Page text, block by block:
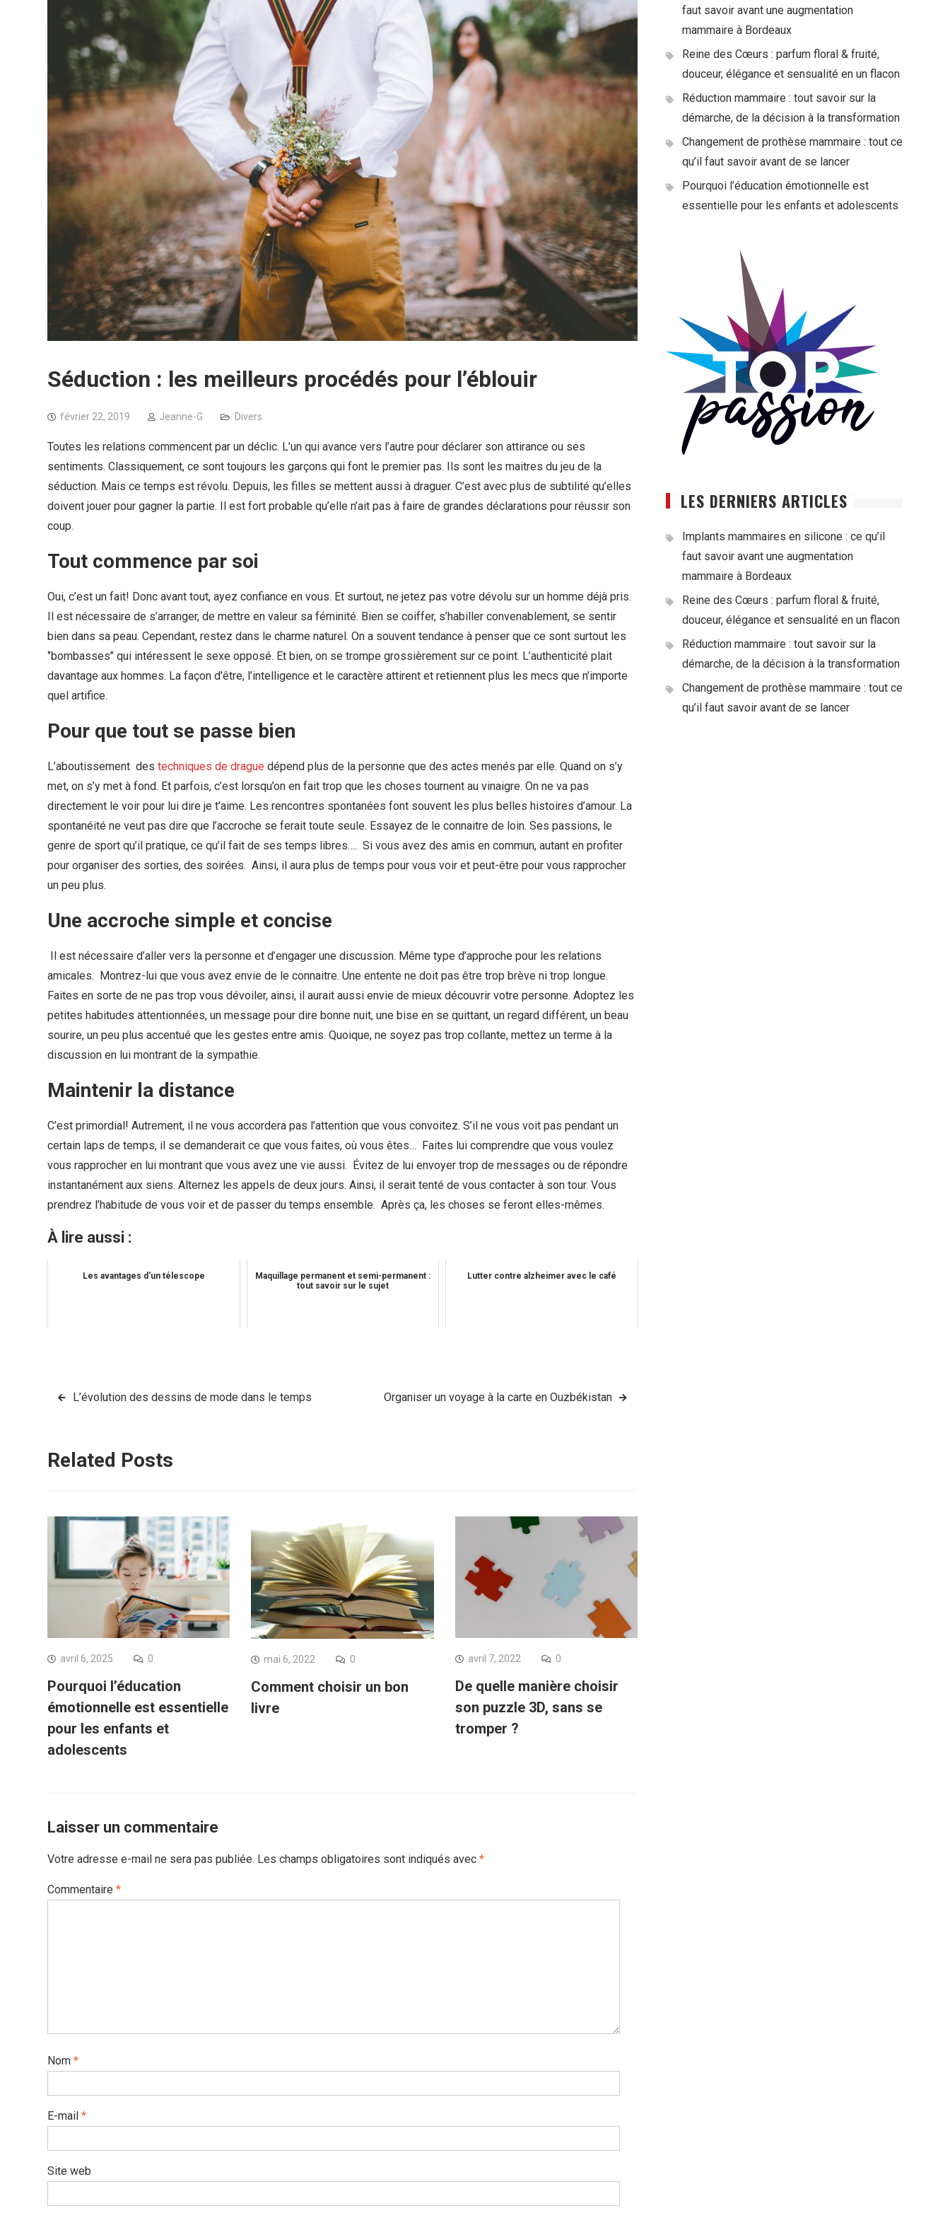
Séduction : les meilleurs procédés pour l’éblouir
février 22, 2019 Jeanne-G Divers
Toutes les relations commencent par un déclic. L’un qui avance vers l’autre pour déclarer son attirance ou ses
sentiments. Classiquement, ce sont toujours les garçons qui font le premier pas. Ils sont les maitres du jeu de la
séduction. Mais ce temps est révolu. Depuis, les filles se mettent aussi à draguer. C’est avec plus de subtilité qu’elles
doivent jouer pour gagner la partie. Il est fort probable qu’elle n’ait pas à faire de grandes déclarations pour réussir son
coup.
Tout commence par soi
Oui, c’est un fait! Donc avant tout, ayez confiance en vous. Et surtout, ne jetez pas votre dévolu sur un homme déjà pris.
Il est nécessaire de s’arranger, de mettre en valeur sa féminité. Bien se coiffer, s’habiller convenablement, se sentir
bien dans sa peau. Cependant, restez dans le charme naturel. On a souvent tendance à penser que ce sont surtout les
‘’bombasses’’ qui intéressent le sexe opposé. Et bien, on se trompe grossièrement sur ce point. L’authenticité plait
davantage aux hommes. La façon d’être, l’intelligence et le caractère attirent et retiennent plus les mecs que n’importe
quel artifice.
Pour que tout se passe bien
L’aboutissement des techniques de drague dépend plus de la personne que des actes menés par elle. Quand on s’y
met, on s’y met à fond. Et parfois, c’est lorsqu’on en fait trop que les choses tournent au vinaigre. On ne va pas
directement le voir pour lui dire je t’aime. Les rencontres spontanées font souvent les plus belles histoires d’amour. La
spontanéité ne veut pas dire que l’accroche se ferait toute seule. Essayez de le connaitre de loin. Ses passions, le
genre de sport qu’il pratique, ce qu’il fait de ses temps libres…. Si vous avez des amis en commun, autant en profiter
pour organiser des sorties, des soirées. Ainsi, il aura plus de temps pour vous voir et peut-être pour vous rapprocher
un peu plus.
Une accroche simple et concise
Il est nécessaire d’aller vers la personne et d’engager une discussion. Même type d’approche pour les relations
amicales. Montrez-lui que vous avez envie de le connaitre. Une entente ne doit pas être trop brève ni trop longue.
Faites en sorte de ne pas trop vous dévoiler, ainsi, il aurait aussi envie de mieux découvrir votre personne. Adoptez les
petites habitudes attentionnées, un message pour dire bonne nuit, une bise en se quittant, un regard différent, un beau
sourire, un peu plus accentué que les gestes entre amis. Quoique, ne soyez pas trop collante, mettez un terme à la
discussion en lui montrant de la sympathie.
Maintenir la distance
C’est primordial! Autrement, il ne vous accordera pas l’attention que vous convoitez. S’il ne vous voit pas pendant un
certain laps de temps, il se demanderait ce que vous faites, où vous êtes… Faites lui comprendre que vous voulez
vous rapprocher en lui montrant que vous avez une vie aussi. Évitez de lui envoyer trop de messages ou de répondre
instantanément aux siens. Alternez les appels de deux jours. Ainsi, il serait tenté de vous contacter à son tour. Vous
prendrez l’habitude de vous voir et de passer du temps ensemble. Après ça, les choses se feront elles-mêmes.
À lire aussi :
Les avantages d'un télescope
Maquillage permanent et semi-permanent :
tout savoir sur le sujet
Lutter contre alzheimer avec le café
Navigation
l’article
L’évolution des dessins de mode dans le temps Organiser un voyage à la carte en Ouzbékistan
Related Posts
avril 6, 2025 0
Pourquoi l’éducation
émotionnelle est essentielle
pour les enfants et
adolescents
mai 6, 2022 0
Comment choisir un bon
livre
avril 7, 2022 0
De quelle manière choisir
son puzzle 3D, sans se
tromper ?
Laisser un commentaire
Votre adresse e-mail ne sera pas publiée. Les champs obligatoires sont indiqués avec *
Commentaire *
Nom *
E-mail *
Site web
faut savoir avant une augmentation
mammaire à Bordeaux
Reine des Cœurs : parfum floral & fruité,
douceur, élégance et sensualité en un flacon
Réduction mammaire : tout savoir sur la
démarche, de la décision à la transformation
Changement de prothèse mammaire : tout ce
qu’il faut savoir avant de se lancer
Pourquoi l’éducation émotionnelle est
essentielle pour les enfants et adolescents
LES DERNIERS ARTICLES
Implants mammaires en silicone : ce qu’il
faut savoir avant une augmentation
mammaire à Bordeaux
Reine des Cœurs : parfum floral & fruité,
douceur, élégance et sensualité en un flacon
Réduction mammaire : tout savoir sur la
démarche, de la décision à la transformation
Changement de prothèse mammaire : tout ce
qu’il faut savoir avant de se lancer